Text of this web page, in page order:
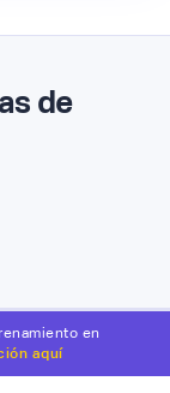
de
en
aquí